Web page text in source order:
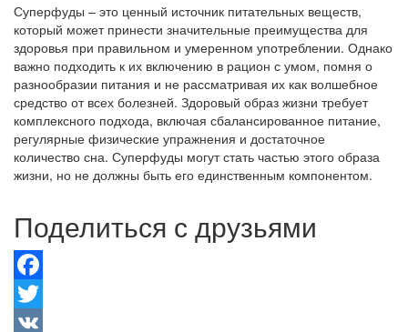
Суперфуды – это ценный источник питательных веществ,
который может принести значительные преимущества для
здоровья при правильном и умеренном употреблении. Однако
важно подходить к их включению в рацион с умом, помня о
разнообразии питания и не рассматривая их как волшебное
средство от всех болезней. Здоровый образ жизни требует
комплексного подхода, включая сбалансированное питание,
регулярные физические упражнения и достаточное
количество сна. Суперфуды могут стать частью этого образа
жизни, но не должны быть его единственным компонентом.
Поделиться с друзьями
Facebook
Twitter